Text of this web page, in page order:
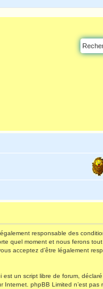
responsable des
quel moment et nous ferons
acceptez d’être légalement
un script libre de forum,
Internet. phpBB Limited n’est